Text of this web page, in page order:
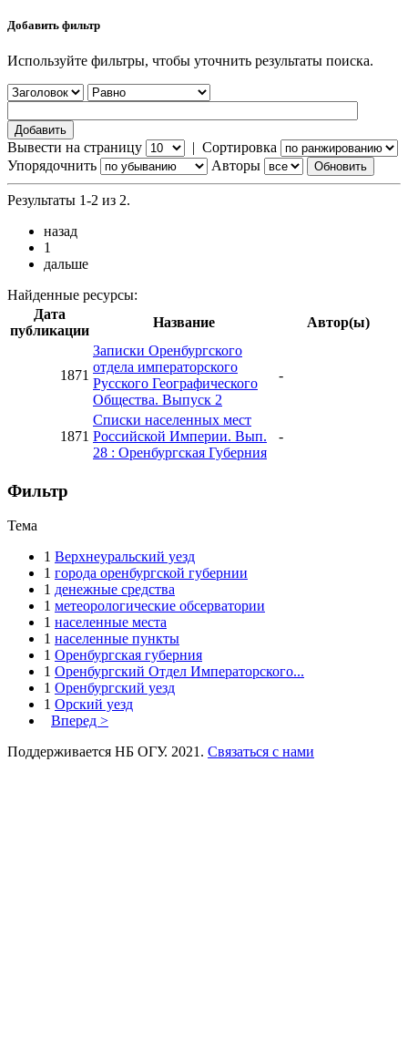
Добавить фильтр
Используйте фильтры, чтобы уточнить результаты поиска.
Вывести на страницу | Сортировка
Упорядочнить
Авторы
Результаты 1-2 из 2.
назад
1
дальше
Найденные ресурсы:
Дата
публикации
Название Автор(ы)
1871
Записки Оренбургского
отдела императорского
Русского Географического
Общества. Выпуск 2
-
1871
Списки населенных мест
Российской Империи. Вып.
28 : Оренбургская Губерния
-
Фильтр
Тема
1 Верхнеуральский уезд
1 города оренбургской губернии
1 денежные средства
1 метеорологические обсерватории
1 населенные места
1 населенные пункты
1 Оренбургская губерния
1 Оренбургский Отдел Императорского...
1 Оренбургский уезд
1 Орский уезд
Вперед >
Поддерживается НБ ОГУ. 2021. Связаться с нами